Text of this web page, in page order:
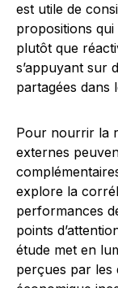
est utile de
propositions
plutôt que
s’appuyant sur
partagées dans
Pour nourrir la
externes
explore la
performances
points
étude met en
perçues par les